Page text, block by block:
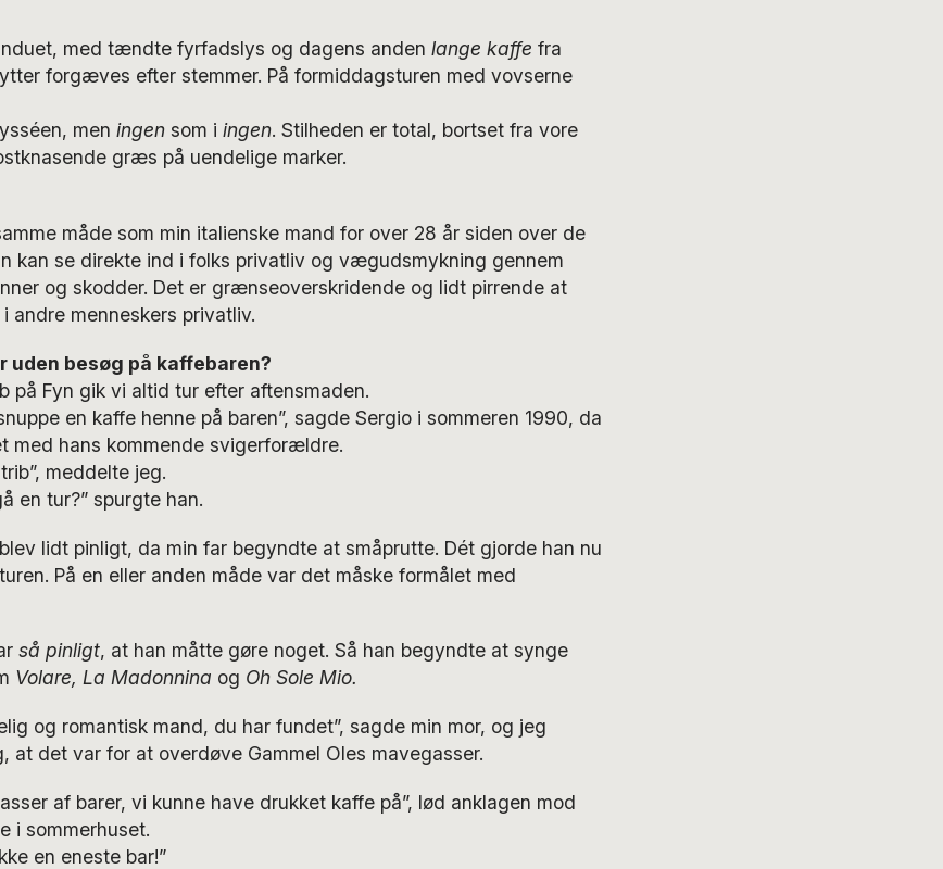
med tændte fyrfadslys og dagens anden lange kaffe fra
forgæves efter stemmer. På formiddagsturen med vovserne
men ingensom i ingen. Stilheden er total, bortset fra vore
græs på uendelige marker.
måde som min italienske mand for over 28 år siden over de
kan se direkte ind i folks privatliv og vægudsmykning gennem
og skodder. Det er grænseoverskridende og lidt pirrende at
andre menneskers privatliv.
uden besøg på kaffebaren?
på Fyn gik vi altid tur efter aftensmaden.
en kaffe henne på baren”, sagde Sergio i sommeren 1990, da
med hans kommende svigerforældre.
meddelte jeg.
en tur?” spurgte han.
lidt pinligt, da min far begyndte at småprutte. Dét gjorde han nu
På en eller anden måde var det måske formålet med
så pinligt, at han måtte gøre noget. Så han begyndte at synge
Volare, La Madonnina og Oh Sole Mio.
og romantisk mand, du har fundet”, sagde min mor, og jeg
at det var for at overdøve Gammel Oles mavegasser.
af barer, vi kunne have drukket kaffe på”, lød anklagen mod
i sommerhuset.
en eneste bar!”